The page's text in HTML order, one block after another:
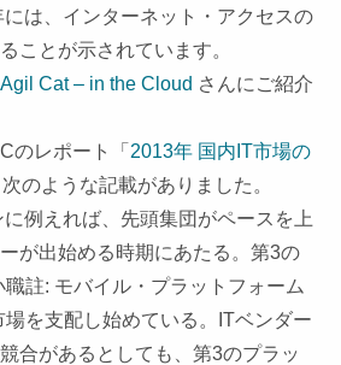
には、インターネット・アクセスの
ことが示されています。
Agil Cat – in the Cloud さんにご紹介
のレポート「 2013年 国内 IT市場の
次のような記載がありました。
例えれば、先頭集団がペースを上
が出始める時期にあたる。第3の
職註: モバイル・プラットフォーム
を支配し始めている。 ITベンダー
合があるとしても、第3のプラッ